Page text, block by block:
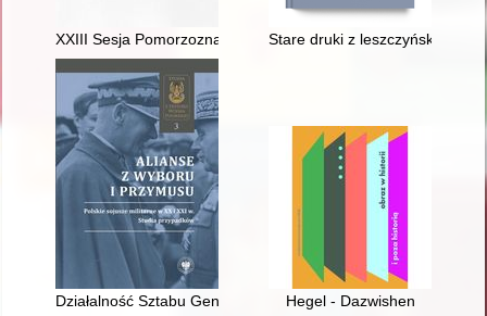
XXIII Sesja Pomorzoznawcza : od epoki kamienia do czasów
Stare druki z leszczyńskiego
Działalność Sztabu Generalnego w ramach Układu
Hegel - Dazwishen